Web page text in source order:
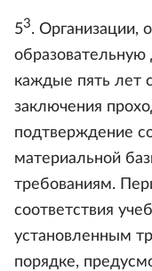
53. Организации,
образовательную
каждые пять лет
заключения
подтверждение
материальной
требованиям.
соответствия
установленным
порядке,